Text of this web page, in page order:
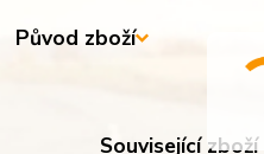
Původ zboží
Související zboží